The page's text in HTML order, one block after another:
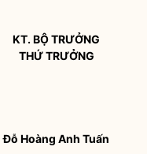
KT.BỘ TRƯỞNG
THỨ TRƯỞNG
Đỗ Hoàng Anh Tuấn